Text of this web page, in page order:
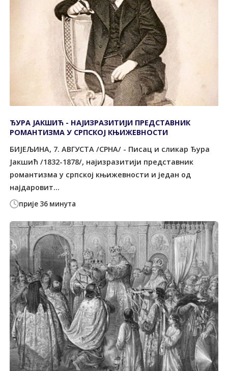
прије 36 минута
ЂУРА ЈАКШИЋ - НАЈИЗРАЗИТИЈИ ПРЕДСТАВНИК
РОМАНТИЗМА У СРПСКОЈ КЊИЖЕВНОСТИ
БИЈЕЉИНА, 7. АВГУСТА /СРНА/ - Писац и сликар Ђура
Јакшић /1832-1878/, најизразитији представник
романтизма у српској књижевности и један од
најдаровит...